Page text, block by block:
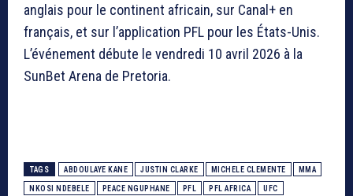
anglais pour le continent africain, sur Canal+ en
français, et sur l’application PFL pour les États-Unis.
L’événement débute le vendredi 10 avril 2026 à la
SunBet Arena de Pretoria.
TAGS ABDOULAYE KANE JUSTIN CLARKE MICHELE CLEMENTE MMA
NKOSI NDEBELE PEACE NGUPHANE PFL PFL AFRICA UFC